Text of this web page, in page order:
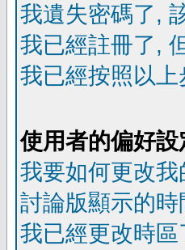
我遺失密碼了,
我已經註冊了,
我已經按照以
使用者的偏好設
我要如何更改
討論版顯示的時
我已經更改時